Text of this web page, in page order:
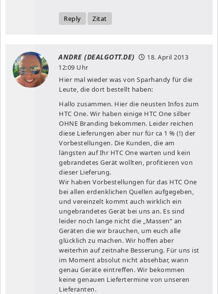
Reply Zitat
ANDRE (DEALGOTT.DE)
18. April 2013
12:09 Uhr
Hier mal wieder was von Sparhandy für die
Leute, die dort bestellt haben:
Hallo zusammen. Hier die neusten Infos zum
HTC One. Wir haben einige HTC One silber
OHNE Branding bekommen. Leider reichen
diese Lieferungen aber nur für ca 1 % (!) der
Vorbestellungen. Die Kunden, die am
längsten auf Ihr HTC One warten und kein
gebrandetes Gerät wollten, profitieren von
dieser Lieferung.
Wir haben Vorbestellungen für das HTC One
bei allen erdenklichen Quellen aufgegeben,
und vereinzelt kommt auch wirklich ein
ungebrandetes Gerät bei uns an. Es sind
leider noch lange nicht die „Massen“ an
Geräten die wir brauchen, um euch alle
glücklich zu machen. Wir hoffen aber
weiterhin auf zeitnahe Besserung. Für uns ist
im Moment absolut nicht absehbar, wann
genau Geräte eintreffen. Wir bekommen
keine genauen Liefertermine von unseren
Lieferanten.